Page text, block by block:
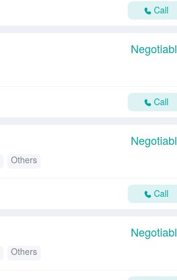
Call
Call
Others
Call
Others